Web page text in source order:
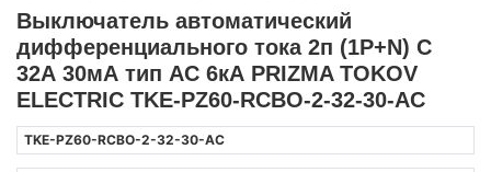
Выключатель автоматический
дифференциального тока 2п (1P+N) C
32А 30мА тип AC 6кА PRIZMA TOKOV
ELECTRIC TKE-PZ60-RCBO-2-32-30-AC
TKE-PZ60-RCBO-2-32-30-AC